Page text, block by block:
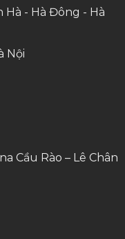
Hà - Hà Đông - Hà
Nội
Cầu Rào – Lê Chân